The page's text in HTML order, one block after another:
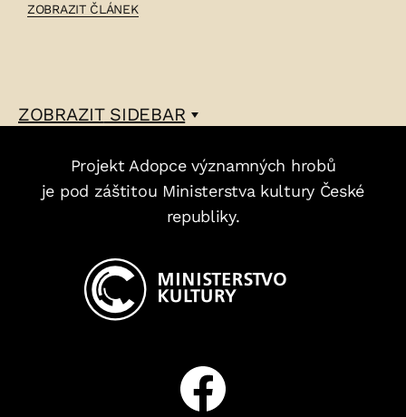
ČLÁNEK:
ZOBRAZIT ČLÁNEK
ZOBRAZITSIDEBAR
Projekt Adopce významných hrobů
je pod záštitou Ministerstva kultury České
republiky.
Facebook